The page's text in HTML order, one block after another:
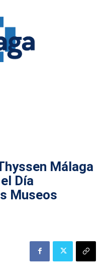
Málaga
Día
Museos